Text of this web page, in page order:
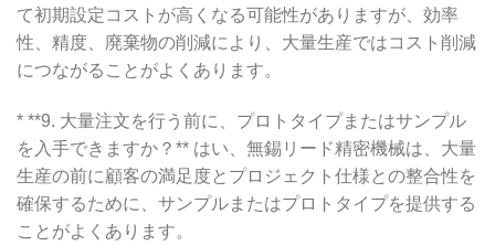
て初期設定コストが高くなる可能性がありますが、効率
性、精度、廃棄物の削減により、大量生産ではコスト削減
につながることがよくあります。
* **9. 大量注文を行う前に、プロトタイプまたはサンプル
を入手できますか？** はい、無錫リード精密機械は、大量
生産の前に顧客の満足度とプロジェクト仕様との整合性を
確保するために、サンプルまたはプロトタイプを提供する
ことがよくあります。